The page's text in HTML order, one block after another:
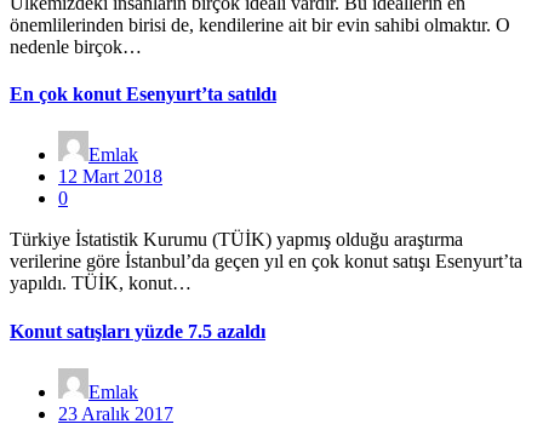
önemlilerinden birisi de, kendilerine ait bir evin sahibi olmaktır. O
nedenle birçok…
En çok konut Esenyurt’ta satıldı
Emlak
12 Mart 2018
0
Türkiye İstatistik Kurumu (TÜİK) yapmış olduğu araştırma
verilerine göre İstanbul’da geçen yıl en çok konut satışı Esenyurt’ta
yapıldı. TÜİK, konut…
Konut satışları yüzde 7.5 azaldı
Emlak
23 Aralık 2017